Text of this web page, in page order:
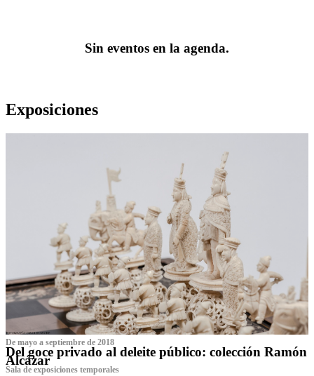
Sin eventos en la agenda.
Exposiciones
De mayo a septiembre de 2018
Del goce privado al deleite público: colección Ramón
Alcázar
Sala de exposiciones temporales